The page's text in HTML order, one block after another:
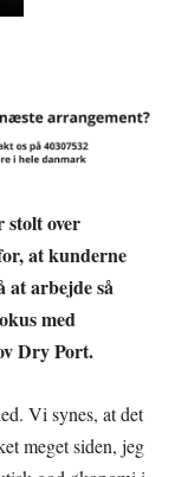
stolt over
at kunderne
at arbejde så
med
Dry Port.
Vi synes, at det
meget siden, jeg